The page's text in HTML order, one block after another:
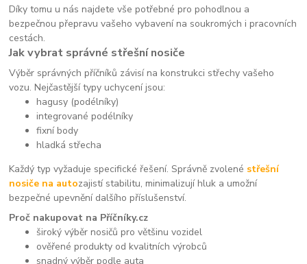
Díky tomu u nás najdete vše potřebné pro pohodlnou a
bezpečnou přepravu vašeho vybavení na soukromých i pracovních
cestách.
Jak vybrat správné střešní nosiče
Výběr správných příčníků závisí na konstrukci střechy vašeho
vozu. Nejčastější typy uchycení jsou:
hagusy (podélníky)
integrované podélníky
fixní body
hladká střecha
Každý typ vyžaduje specifické řešení. Správně zvolené střešní
nosiče na autozajistí stabilitu, minimalizují hluk a umožní
bezpečné upevnění dalšího příslušenství.
Proč nakupovat na Příčníky.cz
široký výběr nosičů pro většinu vozidel
ověřené produkty od kvalitních výrobců
snadný výběr podle auta